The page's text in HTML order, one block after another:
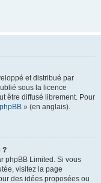
et distribué par
sous la licence
être diffusé librement. Pour
» (en anglais).
?
phpBB Limited. Si vous
visitez la page
des idées proposées ou